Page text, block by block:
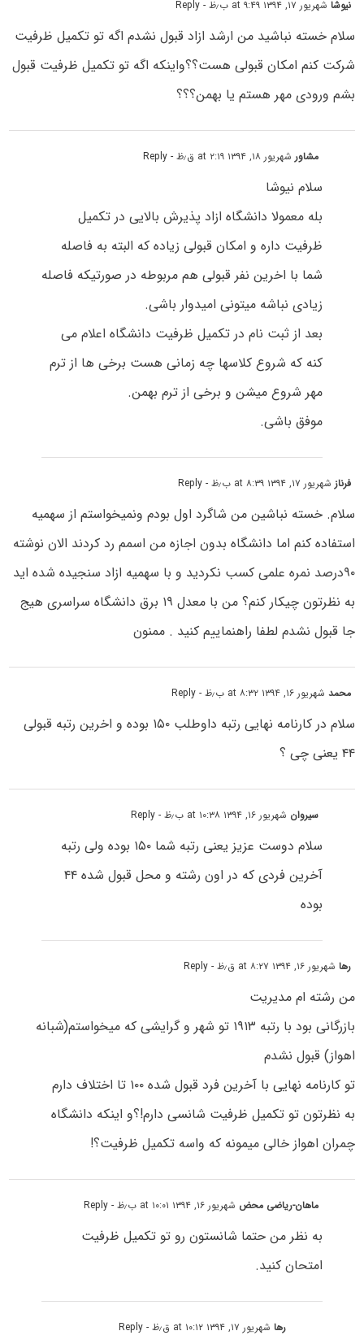
نیوشاشهریور ۱۷, ۱۳۹۴ at ۹:۴۹ ب٫ظ - Reply
سلام خسته نباشید من ارشد ازاد قبول نشدم اگه تو تکمیل ظرفیت
شرکت کنم امکان قبولی هست؟؟واینکه اگه تو تکمیل ظرفیت قبول
بشم ورودی مهر هستم یا بهمن؟؟؟
مشاورشهریور ۱۸, ۱۳۹۴ at ۲:۱۹ ق٫ظ - Reply
سلام نیوشا
بله معمولا دانشگاه ازاد پذیرش بالایی در تکمیل
ظرفیت داره و امکان قبولی زیاده که البته به فاصله
شما با اخرین نفر قبولی هم مربوطه در صورتیکه فاصله
زیادی نباشه میتونی امیدوار باشی.
بعد از ثبت نام در تکمیل ظرفیت دانشگاه اعلام می
کنه که شروع کلاسها چه زمانی هست برخی ها از ترم
مهر شروع میشن و برخی از ترم بهمن.
موفق باشی.
فرنازشهریور ۱۷, ۱۳۹۴ at ۸:۳۹ ب٫ظ - Reply
سلام. خسته نباشین من شاگرد اول بودم ونمیخواستم از سهمیه
استفاده کنم اما دانشگاه بدون اجازه من اسمم رد کردند الان نوشته
۹۰درصد نمره علمی کسب نکردید و با سهمیه ازاد سنجیده شده اید
به نظرتون چیکار کنم؟ من با معدل ۱۹ برق دانشگاه سراسری هیج
جا قبول نشدم لطفا راهنماییم کنید . ممنون
محمدشهریور ۱۶, ۱۳۹۴ at ۸:۳۲ ب٫ظ - Reply
سلام در کارنامه نهایی رتبه داوطلب ۱۵۰ بوده و اخرین رتبه قبولی
۴۴ یعنی چی ؟
سیروان شهریور ۱۶, ۱۳۹۴ at ۱۰:۳۸ ب٫ظ - Reply
سلام دوست عزیز یعنی رتبه شما ۱۵۰ بوده ولی رتبه
آخرین فردی که در اون رشته و محل قبول شده ۴۴
بوده
رهاشهریور ۱۶, ۱۳۹۴ at ۸:۲۷ ق٫ظ - Reply
من رشته ام مدیریت
بازرگانی بود با رتبه ۱۹۱۳ تو شهر و گرایشی که میخواستم(شبانه
اهواز) قبول نشدم
تو کارنامه نهایی با آخرین فرد قبول شده ۱۰۰ تا اختلاف دارم
به نظرتون تو تکمیل ظرفیت شانسی دارم!؟و اینکه دانشگاه
چمران اهواز خالی میمونه که واسه تکمیل ظرفیت؟!
ماهان-ریاضی محض شهریور ۱۶, ۱۳۹۴ at ۱۰:۰۱ ب٫ظ - Reply
به نظر من حتما شانستون رو تو تکمیل ظرفیت
امتحان کنید.
رهاشهریور ۱۷, ۱۳۹۴ at ۱۰:۱۲ ق٫ظ - Reply